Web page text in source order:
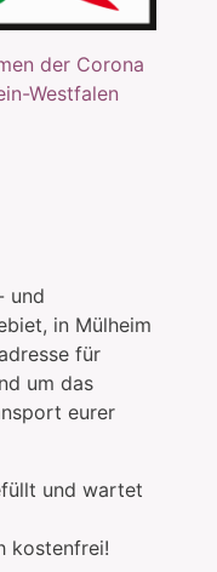
der Corona
Westfalen
und
in Mülheim
für
um das
eurer
und wartet
kostenfrei!